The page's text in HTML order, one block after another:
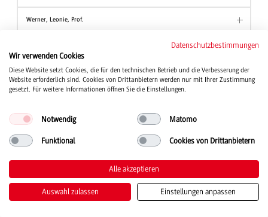
Werner, Leonie, Prof.
Akademische Mitarbeiterin Angewandte Hebammenwissenschaft
Wind, Tanja, Prof. Dr.
Studiengang Kinder- und Jugendhilfe
Professor Studiengang BWL - Industrie
Professor Studiengang BWL - Industrial Business Management
Stellvertretende Ansprechpartnerin der Beauftragten für Chancengleichheit
Witt, Alexander
Datenschutzbestimmungen
Wir verwenden Cookies
Diese Website setzt Cookies, die für den technischen Betrieb und die Verbesserung der
Website erforderlich sind. Cookies von Drittanbietern werden nur mit Ihrer Zustimmung
gesetzt. Für weitere Informationen öffnen Sie die Einstellungen.
Notwendig Matomo
Funktional Cookies von Drittanbietern
Alle akzeptieren
Auswahl zulassen Einstellungen anpassen